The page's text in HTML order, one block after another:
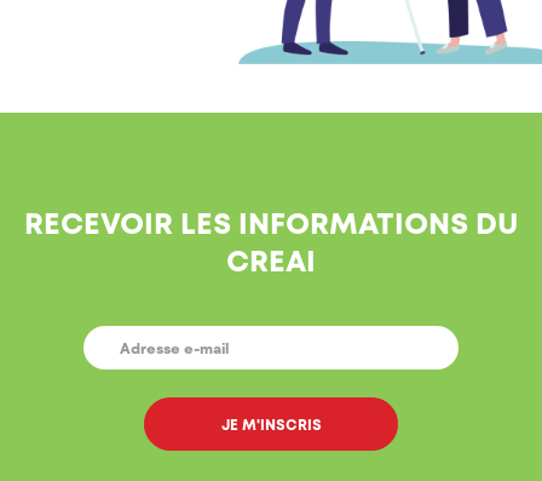
RECEVOIR LES INFORMATIONS DU
CREAI
E-
MAIL *